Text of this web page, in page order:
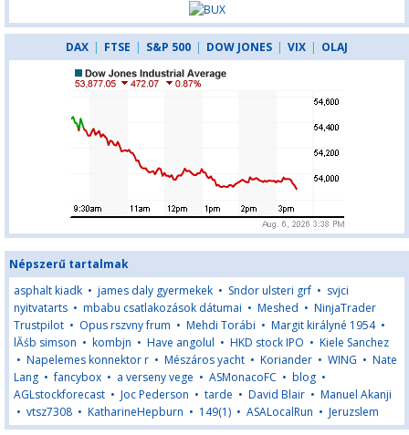
DAX | FTSE | S&P 500 | DOW JONES | VIX | OLAJ
Népszerű tartalmak
asphalt kiadk • james daly gyermekek • Sndor ulsteri grf • svjci
nyitvatarts • mbabu csatlakozások dátumai • Meshed • NinjaTrader
Trustpilot • Opus rszvny frum • Mehdi Torábi • Margit királyné 1954•
lĂśb simson • kombjn • Have angolul • HKD stock IPO • Kiele Sanchez
• Napelemes konnektor r • Mészáros yacht • Koriander • WING • Nate
Lang •fancybox • a verseny vege • ASMonacoFC • blog •
AGLstockforecast • Joc Pederson • tarde • David Blair • Manuel Akanji
• vtsz7308 • KatharineHepburn • 149(1) • ASALocalRun • Jeruzslem